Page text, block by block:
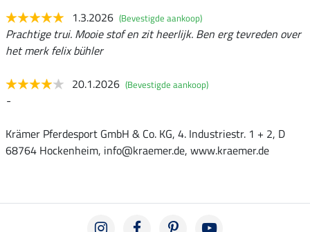
1.3.2026 (Bevestigde aankoop)
Prachtige trui. Mooie stof en zit heerlijk. Ben erg tevreden over
het merk felix bühler
20.1.2026 (Bevestigde aankoop)
-
Krämer Pferdesport GmbH & Co. KG, 4. Industriestr. 1 + 2, D
68764 Hockenheim, info@kraemer.de, www.kraemer.de